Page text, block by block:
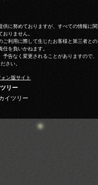
に努めておりますが、すべての情報に関
おりません。
ご利用に際して生じたお客様と第三者との
を負いかねます。
告なく変更されることがありますので、
さい。
ン版サイト
リー
イツリー